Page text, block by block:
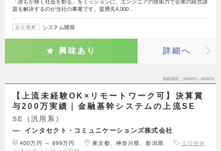
「誰もが輝く社会を創る」をミッションに、エンジニアの技術力で企業の経営課
題を解決するのが当社の事業です。提携先4,000…
会社概要 システム開発
興味あり 詳細へ
掲載期間 26/08/03～26/08/16
【上流未経験OK×リモートワーク可】決算賞
与200万実績｜金融基幹システムの上流SE
SE（汎用系）
インタセクト・コミュニケーションズ株式会社
400万円 ～ 899万円 東京都、神奈川県、新潟県
土日祝休